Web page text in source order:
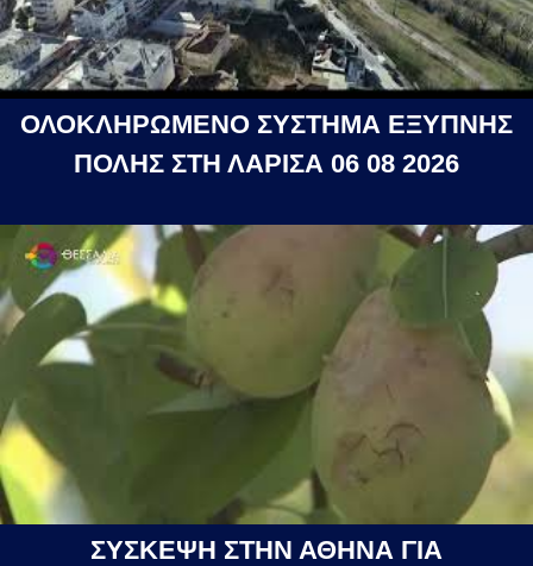
ΟΛΟΚΛΗΡΩΜΕΝΟ ΣΥΣΤΗΜΑ ΕΞΥΠΝΗΣ
ΠΟΛΗΣ ΣΤΗ ΛΑΡΙΣΑ 06 08 2026
ΣΥΣΚΕΨΗ ΣΤΗΝ ΑΘΗΝΑ ΓΙΑ